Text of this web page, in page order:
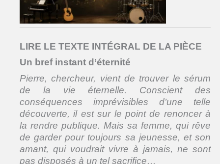
LIRE LE TEXTE INTÉGRAL DE LA PIÈCE
Un bref instant d’éternité
Pierre, chercheur, vient de trouver le sérum
de la vie éternelle. Conscient des
conséquences imprévisibles d’une telle
découverte, il est sur le point de renoncer à
la rendre publique. Mais sa femme, qui rêve
de garder pour toujours sa jeunesse, et son
amant, qui voudrait vivre à jamais, ne sont
pas disposés à un tel sacrifice…